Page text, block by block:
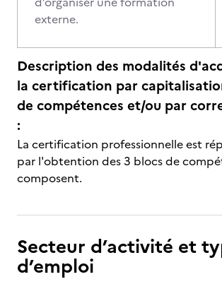
externe.
Description des modalités
la certification par
de compétences et/ou par
:
La certification professionnelle est
par l'obtention des 3 blocs de
composent.
Secteur d’activité et
d’emploi